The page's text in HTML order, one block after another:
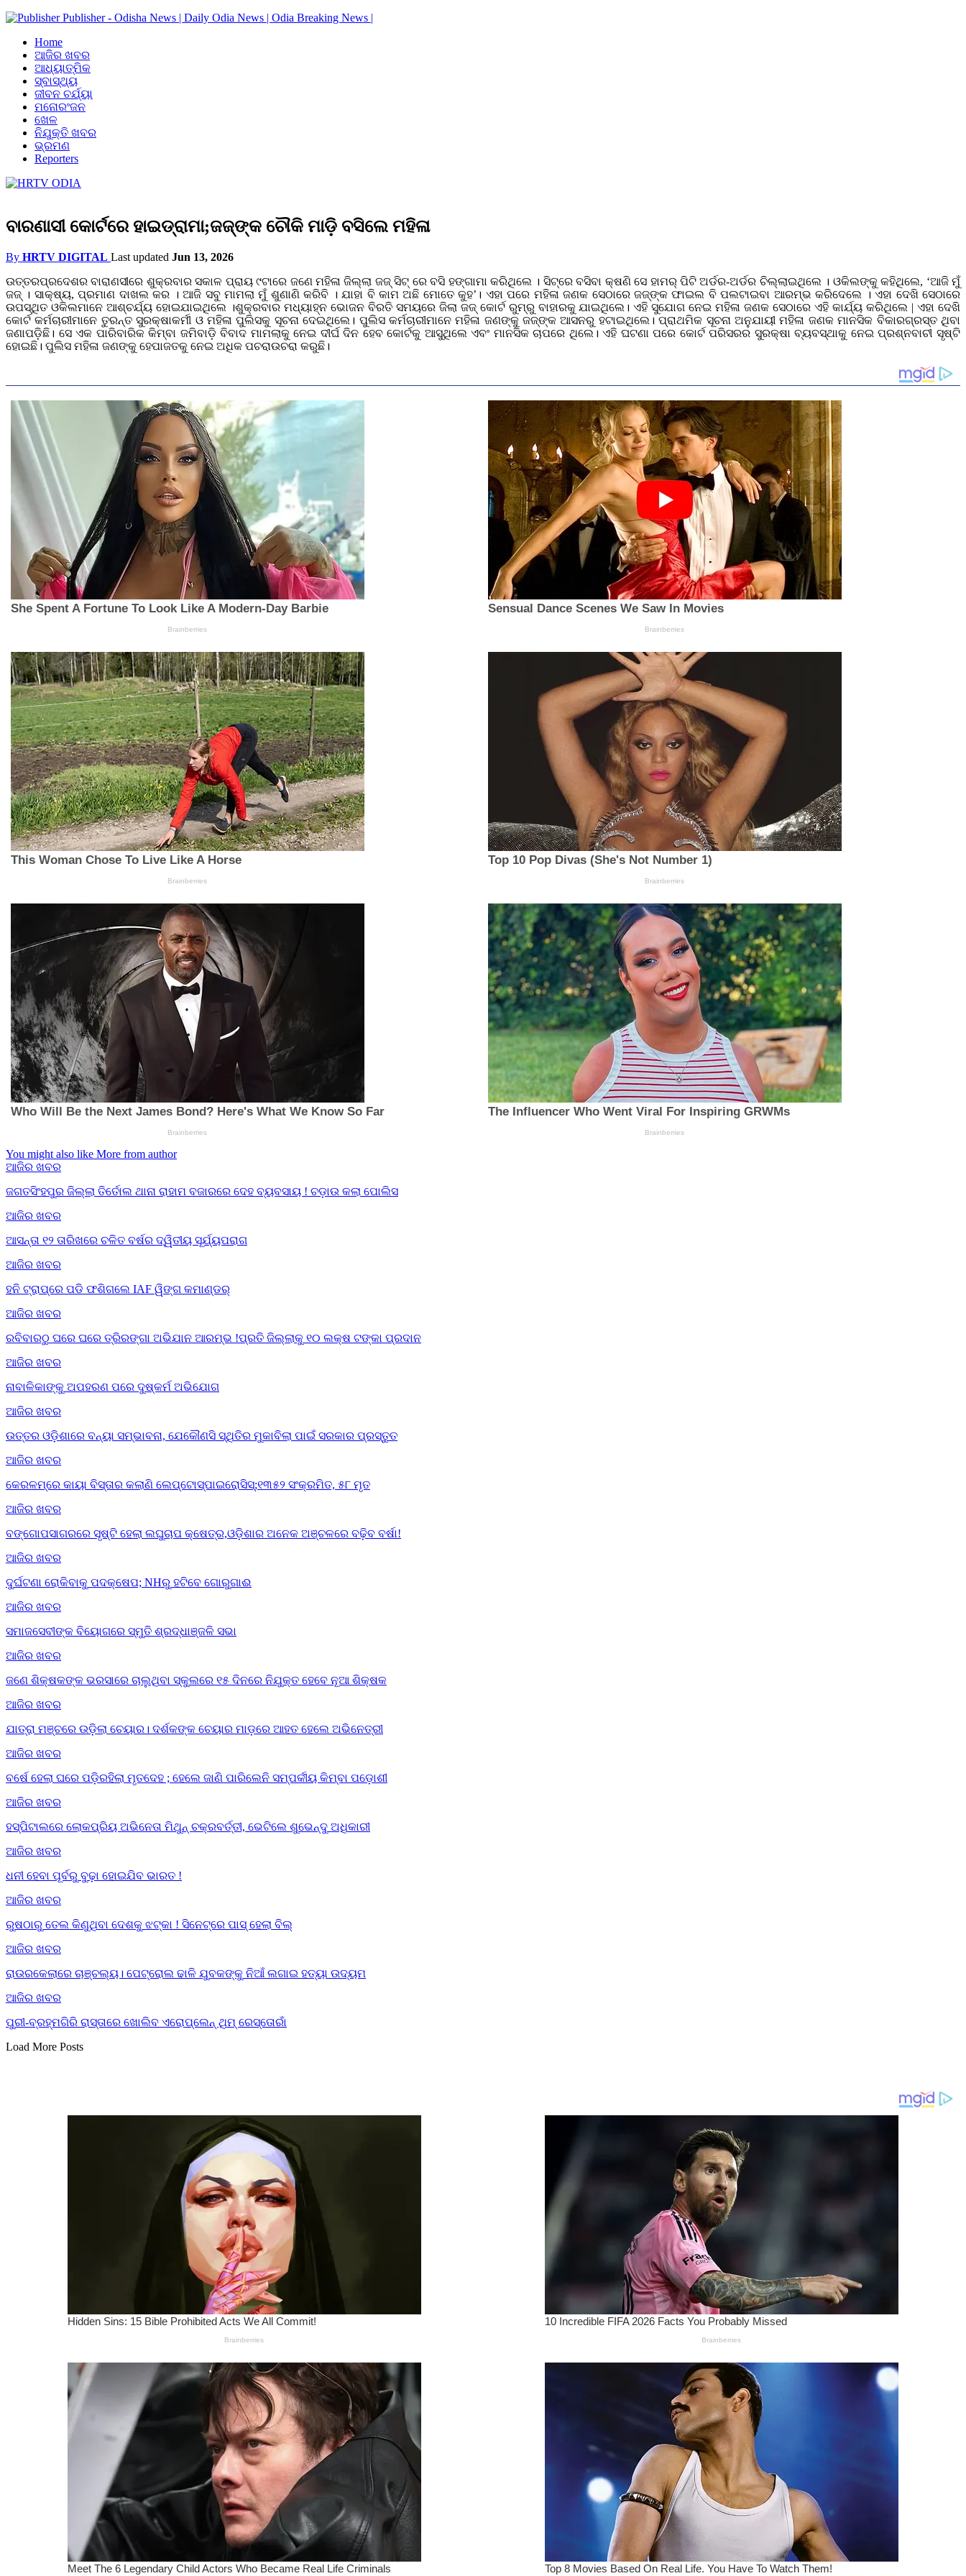
Publisher - Odisha News | Daily Odia News | Odia Breaking News |
Home
ଆଜିର ଖବର
ଆଧ୍ୟାତ୍ମିକ
ସ୍ବାସ୍ଥ୍ୟ
ଜୀବନ ଚର୍ଯ୍ୟା
ମନୋରଂଜନ
ଖେଳ
ନିଯୁକ୍ତି ଖବର
ଭ୍ରମଣ
Reporters
ବାରଣାସୀ କୋର୍ଟରେ ହାଇଡ୍ରାମା;ଜଜ୍‌ଙ୍କ ଚୌକି ମାଡ଼ି ବସିଲେ ମହିଳା
By HRTV DIGITAL Last updated Jun 13, 2026
ଉତ୍ତରପ୍ରଦେଶର ବାରାଣସୀରେ ଶୁକ୍ରବାର ସକାଳ ପ୍ରାୟ ୯ଟାରେ ଜଣେ ମହିଳା ଜିଲ୍ଲା ଜଜ୍‌ ସିଟ୍ ରେ ବସି ହଙ୍ଗାମା କରିଥିଲେ । ସିଟ୍‌ରେ ବସିବା କ୍ଷଣି ସେ ହାମର୍ ପିଟି ଅର୍ଡର-ଅର୍ଡର ଚିଲ୍ଲାଇଥିଲେ । ଓକିଲଙ୍କୁ କହିଥିଲେ, ‘ଆଜି ମୁଁ
ଜଜ୍ । ସାକ୍ଷ୍ୟ, ପ୍ରମାଣ ଦାଖଲ କର । ଆଜି ସବୁ ମାମଲା ମୁଁ ଶୁଣାଣି କରିବି । ଯାହା ବି କାମ ଅଛି ମୋତେ କୁହ’। ଏହା ପରେ ମହିଳା ଜଣକ ସେଠାରେ ଜଜ୍‌ଙ୍କ ଫାଇଲ ବି ପଲଟାଇବା ଆରମ୍ଭ କରିଦେଲେ । ଏହା ଦେଖି ସେଠାରେ
ଉପସ୍ଥିତ ଓକିଲମାନେ ଆଶ୍ଚର୍ଯ୍ୟ ହୋଇଯାଇଥିଲେ ।ଶୁକ୍ରବାର ମଧ୍ୟାହ୍ନ ଭୋଜନ ବିରତି ସମୟରେ ଜିଲା ଜଜ୍ କୋର୍ଟ ରୁମ୍‌ରୁ ବାହାରକୁ ଯାଇଥିଲେ। ଏହି ସୁଯୋଗ ନେଇ ମହିଳା ଜଣକ ସେଠାରେ ଏହି କାର୍ଯ୍ୟ କରିଥିଲେ | ଏହା ଦେଖି
କୋର୍ଟ କର୍ମଚାରୀମାନେ ତୁରନ୍ତ ସୁରକ୍ଷାକର୍ମୀ ଓ ମହିଳା ପୁଲିସକୁ ସୂଚନା ଦେଇଥିଲେ। ପୁଲିସ କର୍ମଚାରୀମାନେ ମହିଳା ଜଣଙ୍କୁ ଜଜ୍‌ଙ୍କ ଆସନରୁ ହଟାଇଥିଲେ। ପ୍ରାଥମିକ ସୂଚନା ଅନୁଯାୟୀ ମହିଳା ଜଣକ ମାନସିକ ବିକାରଗ୍ରସ୍ତ ଥିବା
ଜଣାପଡ଼ିଛି। ସେ ଏକ ପାରିବାରିକ କିମ୍ବା ଜମିବାଡ଼ି ବିବାଦ ମାମଲାକୁ ନେଇ ଦୀର୍ଘ ଦିନ ହେବ କୋର୍ଟକୁ ଆସୁଥିଲେ ଏବଂ ମାନସିକ ଚାପରେ ଥିଲେ। ଏହି ଘଟଣା ପରେ କୋର୍ଟ ପରିସରର ସୁରକ୍ଷା ବ୍ୟବସ୍ଥାକୁ ନେଇ ପ୍ରଶ୍ନବାଚୀ ସୃଷ୍ଟି
ହୋଇଛି। ପୁଲିସ ମହିଳା ଜଣଙ୍କୁ ହେପାଜତକୁ ନେଇ ଅଧିକ ପଚରାଉଚରା କରୁଛି।
You might also like More from author
ଆଜିର ଖବର
ଜଗତସିଂହପୁର ଜିଲ୍ଲା ତିର୍ତୋଲ ଥାନା ରାହାମ ବଜାରରେ ଦେହ ବ୍ୟବସାୟ ! ଚଡ଼ାଉ କଲା ପୋଲିସ
ଆଜିର ଖବର
ଆସନ୍ତା ୧୨ ତାରିଖରେ ଚଳିତ ବର୍ଷର ଦ୍ୱିତୀୟ ସୂର୍ଯ୍ୟପରାଗ
ଆଜିର ଖବର
ହନି ଟ୍ରାପ୍‌ରେ ପଡି ଫଶିଗଲେ IAF ୱିଙ୍ଗ କମାଣ୍ଡର୍
ଆଜିର ଖବର
ରବିବାରଠୁ ଘରେ ଘରେ ତ୍ରିରଙ୍ଗା ଅଭିଯାନ ଆରମ୍ଭ !ପ୍ରତି ଜିଲ୍ଲାକୁ ୧୦ ଲକ୍ଷ ଟଙ୍କା ପ୍ରଦାନ
ଆଜିର ଖବର
ନାବାଳିକାଙ୍କୁ ଅପହରଣ ପରେ ଦୁଷ୍କର୍ମ ଅଭିଯୋଗ
ଆଜିର ଖବର
ଉତ୍ତର ଓଡ଼ିଶାରେ ବନ୍ୟା ସମ୍ଭାବନା, ଯେକୌଣସି ସ୍ଥିତିର ମୁକାବିଲା ପାଇଁ ସରକାର ପ୍ରସ୍ତୁତ
ଆଜିର ଖବର
କେରଳମ୍‌ରେ କାୟା ବିସ୍ତାର କଲାଣି ଲେପ୍ଟୋସ୍ପାଇରୋସିସ୍;୧୩୫୨ ସଂକ୍ରମିତ, ୫୮ ମୃତ
ଆଜିର ଖବର
ବଙ୍ଗୋପସାଗରରେ ସୃଷ୍ଟି ହେଲା ଲଘୁଚାପ କ୍ଷେତ୍ର,ଓଡ଼ିଶାର ଅନେକ ଅଞ୍ଚଳରେ ବଢ଼ିବ ବର୍ଷା!
ଆଜିର ଖବର
ଦୁର୍ଘଟଣା ରୋକିବାକୁ ପଦକ୍ଷେପ; NHରୁ ହଟିବେ ଗୋରୁଗାଈ
ଆଜିର ଖବର
ସମାଜସେବୀଙ୍କ ବିୟୋଗରେ ସ୍ମୁତି ଶ୍ରଦ୍ଧାଞ୍ଜଳି ସଭା
ଆଜିର ଖବର
ଜଣେ ଶିକ୍ଷକଙ୍କ ଭରସାରେ ଚାଲୁଥିବା ସ୍କୁଲରେ ୧୫ ଦିନରେ ନିଯୁକ୍ତ ହେବେ ନୂଆ ଶିକ୍ଷକ
ଆଜିର ଖବର
ଯାତ୍ରା ମଞ୍ଚରେ ଉଡ଼ିଲା ଚେୟାର। ଦର୍ଶକଙ୍କ ଚେୟାର ମାଡ଼ରେ ଆହତ ହେଲେ ଅଭିନେତ୍ରୀ
ଆଜିର ଖବର
ବର୍ଷେ ହେଲା ଘରେ ପଡ଼ିରହିଲା ମୃତଦେହ ; ହେଲେ ଜାଣି ପାରିଲେନି ସମ୍ପର୍କୀୟ କିମ୍ବା ପଡ଼ୋଶୀ
ଆଜିର ଖବର
ହସ୍ପିଟାଲରେ ଲୋକପ୍ରିୟ ଅଭିନେତା ମିଥୁନ୍ ଚକ୍ରବର୍ତ୍ତୀ, ଭେଟିଲେ ଶୁଭେନ୍ଦୁ ଅଧିକାରୀ
ଆଜିର ଖବର
ଧନୀ ହେବା ପୂର୍ବରୁ ବୁଢ଼ା ହୋଇଯିବ ଭାରତ !
ଆଜିର ଖବର
ରୁଷଠାରୁ ତେଲ କିଣୁଥିବା ଦେଶକୁ ଝଟ୍‌କା ! ସିନେଟ୍‌ରେ ପାସ୍ ହେଲା ବିଲ୍
ଆଜିର ଖବର
ରାଉରକେଲାରେ ଚାଞ୍ଚଲ୍ୟ। ପେଟ୍ରୋଲ ଢାଳି ଯୁବକଙ୍କୁ ନିଆଁ ଲଗାଇ ହତ୍ୟା ଉଦ୍ୟମ
ଆଜିର ଖବର
ପୁରୀ-ବ୍ରହ୍ମଗିରି ରାସ୍ତାରେ ଖୋଲିବ ଏରୋପ୍ଲେନ୍‌ ଥିମ୍‌ ରେସ୍ତୋରାଁ
Load More Posts